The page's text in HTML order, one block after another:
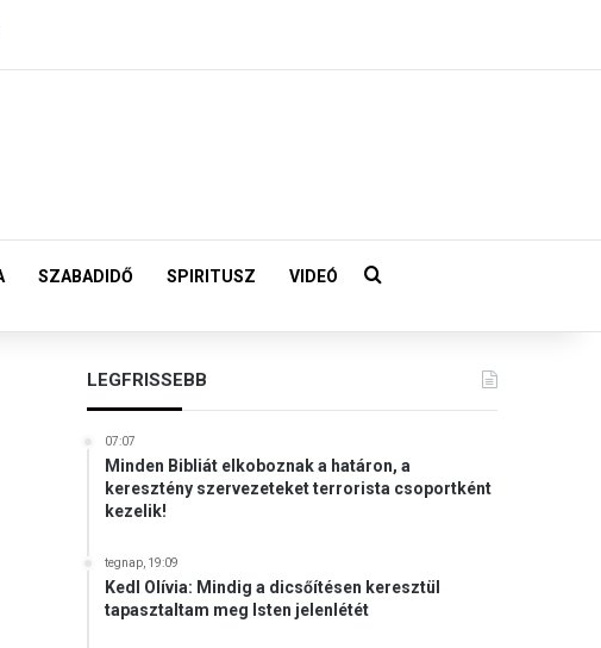
SZABADIDŐ SPIRITUSZ VIDEÓ Keresés:
LEGFRISSEBB
07:07
Minden Bibliát elkoboznak a határon, a
keresztény szervezeteket terrorista csoportként
kezelik!
tegnap, 19:09
Kedl Olívia: Mindig a dicsőítésen keresztül
tapasztaltam meg Isten jelenlétét